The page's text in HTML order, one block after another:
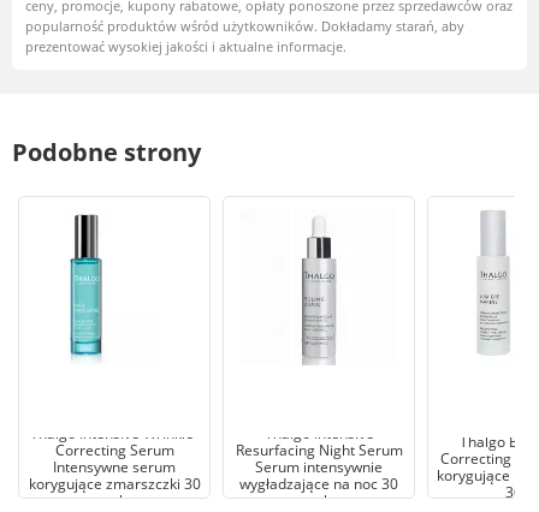
ceny, promocje, kupony rabatowe, opłaty ponoszone przez sprzedawców oraz
popularność produktów wśród użytkowników. Dokładamy starań, aby
prezentować wysokiej jakości i aktualne informacje.
Podobne strony
Thalgo Intensive Wrinkle-
Correcting Serum
Intensywne serum
korygujące zmarszczki 30
ml
Thalgo Intensive
Resurfacing Night Serum
Serum intensywnie
wygładzające na noc 30
ml
Thalgo
Correcting
korygujące
30